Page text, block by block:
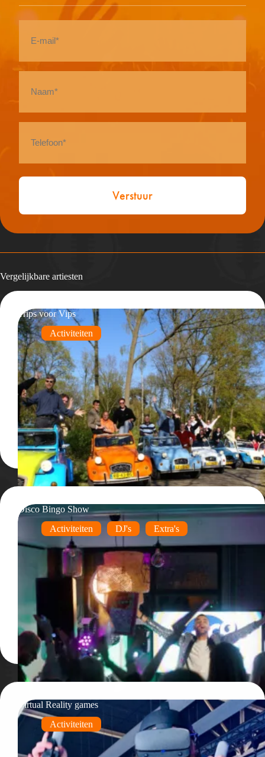
mail
Vergelijkbare artiesten
Trips voor Vips
Activiteiten
Disco Bingo Show
Activiteiten
DJ's Extra's
Virtual Reality games
Activiteiten